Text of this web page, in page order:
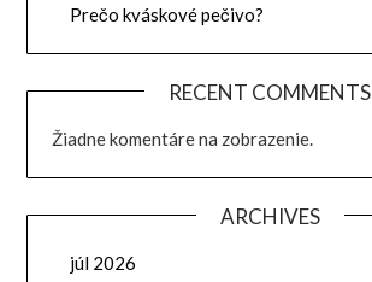
Prečo kváskové pečivo?
RECENT COMMENTS
Žiadne komentáre na zobrazenie.
ARCHIVES
júl 2026